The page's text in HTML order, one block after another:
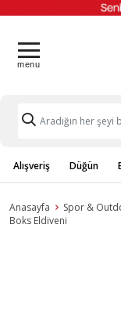
Alışveriş Düğün
Anasayfa Spor &
Boks Eldiveni